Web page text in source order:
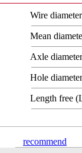
Wire
Mean
Axle
Hole
Length free
recommend